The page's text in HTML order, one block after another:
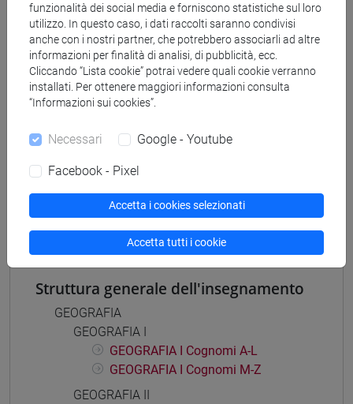
scienze dell'antichità
[FT5] STORIA - Laurea
antropologico/storico - mediterraneo antico e
medievale
storico - dall'egemonia europea alla
mondializzazione
Mutua da
GEOGRAFIA II [FT0093]
Struttura generale dell'insegnamento
GEOGRAFIA
GEOGRAFIA I
GEOGRAFIA I Cognomi A-L
GEOGRAFIA I Cognomi M-Z
GEOGRAFIA II
funzionalità dei social media e forniscono statistiche sul loro
utilizzo. In questo caso, i dati raccolti saranno condivisi
anche con i nostri partner, che potrebbero associarli ad altre
informazioni per finalità di analisi, di pubblicità, ecc.
Cliccando “Lista cookie” potrai vedere quali cookie verranno
installati. Per ottenere maggiori informazioni consulta
“Informazioni sui cookies”.
Necessari Google - Youtube
Facebook - Pixel
Accetta i cookies selezionati
Accetta tutti i cookie